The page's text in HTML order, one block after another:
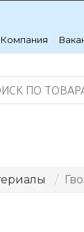
Компания